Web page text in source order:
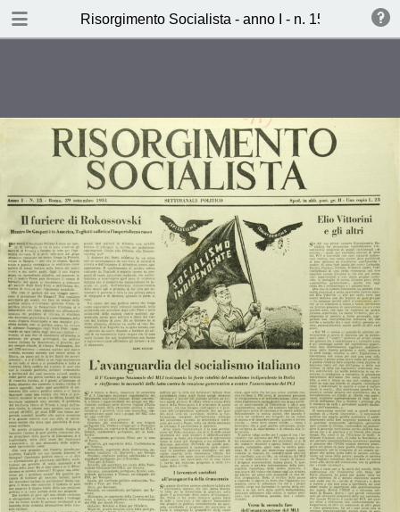
Risorgimento Socialista - anno I - n. 15 - 29
TABLE OF CONTENTS
I laburisti alla prova del fuoco
(Carlo Rossi)
I Vendicatori di Coppedè (Stefano
Montenegro)
L’avanguardia del socialismo
italiano